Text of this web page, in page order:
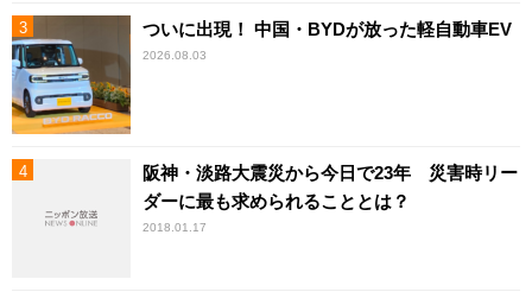
ついに出現！ 中国・BYDが放った軽自動車EV
2026.08.03
阪神・淡路大震災から今日で23年 災害時リー
ダーに最も求められることとは？
2018.01.17